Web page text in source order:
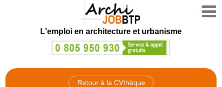
L'emploi en architecture et urbanisme
Retour à la CVthèque